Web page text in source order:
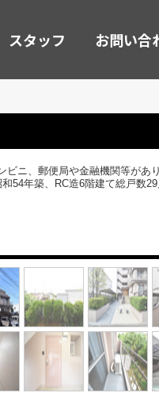
スタッフ お問い合
ニ、郵便局や金融機関等があ
54年築、RC造6階建て総戸数